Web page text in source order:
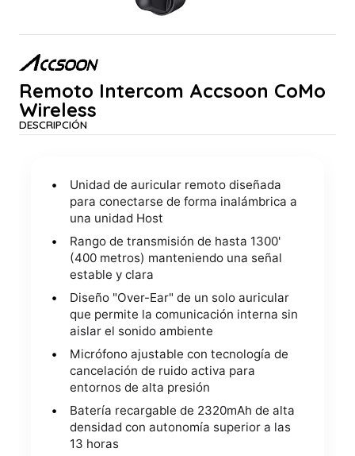
Remoto Intercom Accsoon CoMo
Wireless
DESCRIPCIÓN
Unidad de auricular remoto diseñada
para conectarse de forma inalámbrica a
una unidad Host
Rango de transmisión de hasta 1300'
(400 metros) manteniendo una señal
estable y clara
Diseño "Over-Ear" de un solo auricular
que permite la comunicación interna sin
aislar el sonido ambiente
Micrófono ajustable con tecnología de
cancelación de ruido activa para
entornos de alta presión
Batería recargable de 2320mAh de alta
densidad con autonomía superior a las
13 horas